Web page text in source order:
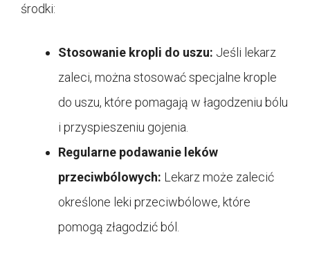
środki:
Stosowanie kropli do uszu: Jeśli lekarz
zaleci, można stosować specjalne krople
do uszu, które pomagają w łagodzeniu bólu
i przyspieszeniu gojenia.
Regularne podawanie leków
przeciwbólowych: Lekarz może zalecić
określone leki przeciwbólowe, które
pomogą złagodzić ból.